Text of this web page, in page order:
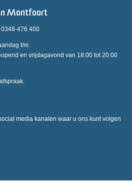
Montfoort
0348-476 400
t/m
en vrijdagavond van 18:00 tot 20:00
media kanalen waar u ons kunt volgen